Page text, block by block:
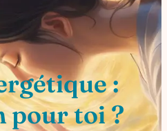
:
pour toi ?